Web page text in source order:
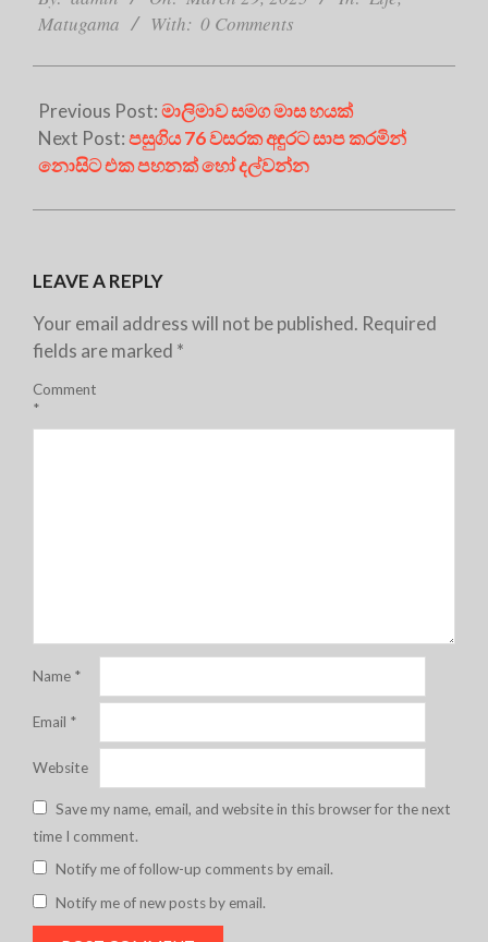
29
Matugama
With: 0 Comments
Previous Post:මාලිමාව සමග මාස හයක්
Next Post:පසුගිය 76 වසරක අඳුරට සාප කරමින්
නොසිට එක පහනක් හෝ දල්වන්න
LEAVE A REPLY
Your email address will not be published. Required
fields are marked *
Comment
*
Name *
Email *
Website
Save my name, email, and website in this browser for the next
time I comment.
Notify me of follow-up comments by email.
Notify me of new posts by email.